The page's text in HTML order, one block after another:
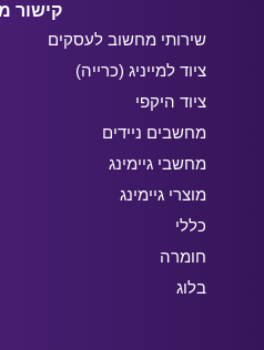
קישור
שירותי מחשוב לעסקים
ציוד למייניג (כרייה)
ציוד היקפי
מחשבים ניידים
מחשבי גיימינג
מוצרי גיימינג
כללי
חומרה
בלוג